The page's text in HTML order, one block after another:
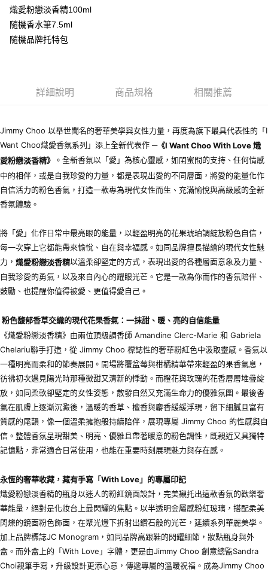
宅配(全站)
每筆NT$80，滿NT$1,000(含以上)免運費
熾愛粉戀淡香精100ml
隨機香水筆7.5ml
隨機品牌托特包
詳細說明 商品規格 相關推薦
Jimmy Choo 以舉世聞名的奢華美學與女性力量，再度為旗下最具代表性的「I
Want Choo熾愛香氛系列」添上全新代表作 ─《I Want Choo With Love熾
愛粉戀淡香精》
。全新香氛以「愛」為核心靈感，如閨蜜間的支持、任何情感
中的相伴，或是自我珍愛的力量，都是表現出愛的不同層面，將愛的能量化作
自信活力的粉色香氣，打造一款專為現代女性而生、充滿愉悅與高級感的全新
香氛體驗。
將「愛」化作日常中最亮眼的能量，以輕盈明亮的花果琥珀調綻放粉色自信，
每一次穿上它都能帶來愉悅、自在與幸福感。如同品牌擅長描繪的現代女性魅
力， 熾愛粉戀淡香精以溫柔卻堅定的方式，表現出愛的各種層面意象及力量、
自我珍愛的勇氣，以及來自內心的耀眼光芒。它是一款為你而作的香氛陪伴、
鼓勵、也提醒你值得被愛、更值得愛自己。
粉色馥郁香草交織的現代花果香氣：一抹甜、暖、亮的自信能量
《熾愛粉戀淡香精》由兩位頂級調香師 Amandine Clerc-Marie 和 Gabriela
Chelariu聯手打造，從 Jimmy Choo 標誌性的奢華粉紅色中汲取靈感。香氣以
一種明亮而柔和的節奏展開。開場將覆盆莓與柑橘精華帶來輕盈的果香氣息，
彷彿初次遇見陽光時那種微甜又清新的悸動。而橙花與玫瑰的花香層層堆疊綻
放，如同柔軟卻堅定的女性姿態，散發自然又充滿生命力的優雅氛圍。最後香
氣在肌膚上逐漸沉澱後，溫暖的香草、檀香與麝香緩緩浮現，留下細膩且富有
質感的尾韻，像一個溫柔擁抱般持續陪伴，展現專屬 Jimmy Choo 的性感與自
信。整體香氛呈現甜美、明亮、優雅且帶著暖意的粉色調性，既親近又具獨特
記憶點，非常適合日常使用，也能在重要時刻展現魅力與存在感。
永恆的奢華收藏，藏有手寫「With Love」的專屬印記
熾愛粉戀淡香精的瓶身以迷人的粉紅鏡面設計，完美襯托出這款香氛的歡樂奢
華能量，絕對是化妝台上最閃耀的焦點。以半透明金屬感粉紅玻璃，搭配柔美
閃爍的鏡面粉色飾面，在聚光燈下折射出鑽石般的光芒，延續系列華麗美學。
加上品牌標誌JC Monogram，如同品牌高跟鞋的閃耀細節，妝點瓶身與外
盒。而外盒上的「With Love」字體，更是由Jimmy Choo 創意總監Sandra
Choi親筆手寫 ， 升級設計更添心意，傳遞專屬的溫暖祝福。成為Jimmy Choo